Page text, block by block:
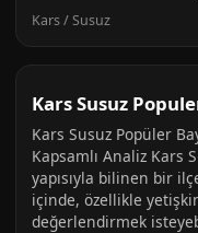
Kars / Susuz
Kars Susuz
Kars Susuz Popüler
Kapsamlı Analiz Kars
yapısıyla bilinen bir
içinde, özellikle
değerlendirmek